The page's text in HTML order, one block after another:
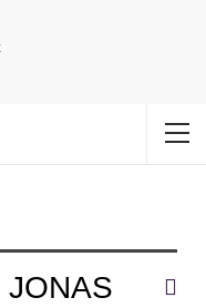
JONAS